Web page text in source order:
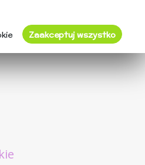
Zaakceptuj wszystko